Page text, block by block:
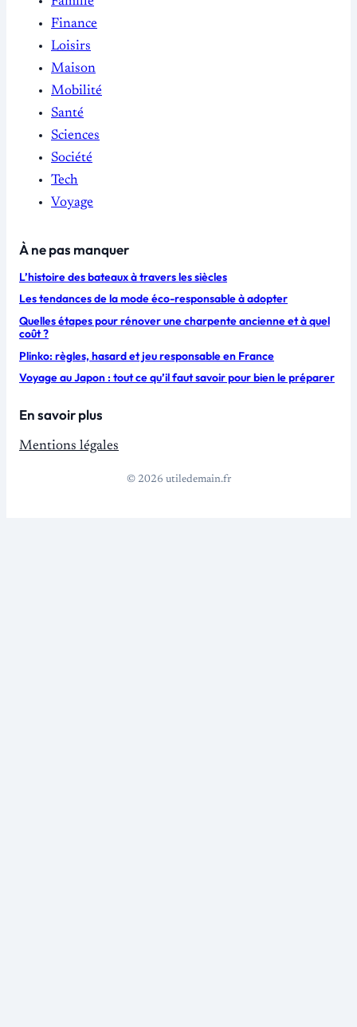
Finance
Loisirs
Maison
Mobilité
Santé
Sciences
Société
Tech
Voyage
À ne pas manquer
L’histoire des bateaux à travers les siècles
Les tendances de la mode éco-responsable à adopter
Quelles étapes pour rénover une charpente ancienne et à quel
coût ?
Plinko: règles, hasard et jeu responsable en France
Voyage au Japon : tout ce qu’il faut savoir pour bien le préparer
En savoir plus
Mentions légales
© 2026 utiledemain.fr